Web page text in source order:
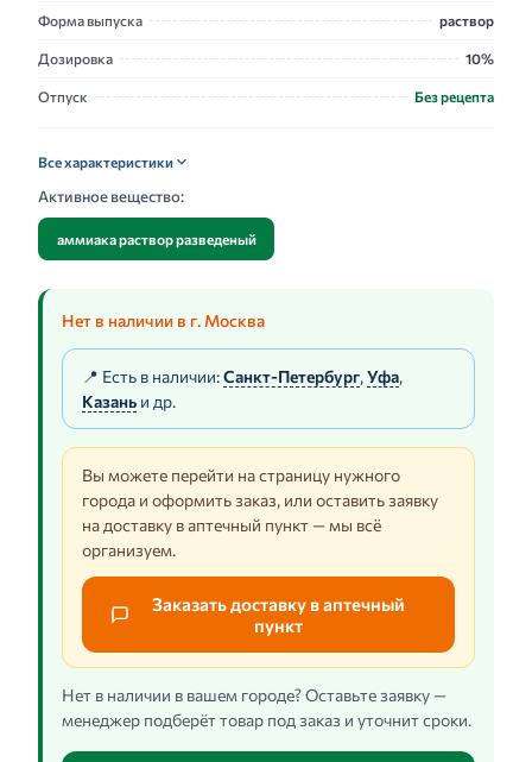
Форма выпуска раствор
Дозировка 10%
Отпуск Без рецепта
Все характеристики
Активное вещество:
аммиака раствор разведеный
Нет в наличии в г. Москва
📍 Есть в наличии:Санкт-Петербург,Уфа,
Казань и др.
Вы можете перейти на страницу нужного
города и оформить заказ, или оставить заявку
на доставку в аптечный пункт — мы всё
организуем.
Заказать доставку в аптечный
пункт
Нет в наличии в вашем городе? Оставьте заявку —
менеджер подберёт товар под заказ и уточнит сроки.